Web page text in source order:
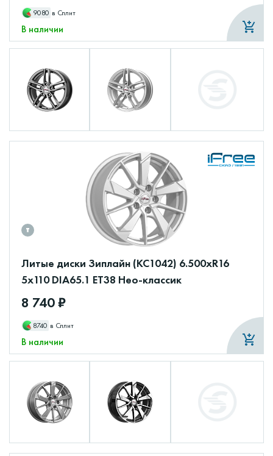
9080 в Сплит
В наличии
Литые диски Зиплайн (КС1042) 6.500xR16
5x110 DIA65.1 ET38 Нео-классик
8 740 ₽
8740 в Сплит
В наличии